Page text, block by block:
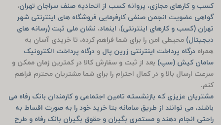
کسب و کارهای مجازی، پروانه کسب از اتحادیه صنف سراجان تهران،
گواهی عضویت انجمن صنفی کارفرمایی فروشگاه های اینترنتی شهر
تهران (کسب و کارهای اینترنتی)، اینماد، نشان ملی ثبت (رسانه های
دیجیتال) محیطی امن را برای شما فراهم کرده، تا خریدی آسان به
همراه درگاه پرداخت اینترنتی زرین پال و درگاه پرداخت الکترونیک
سامان کیش (سپ) بعد از ثبت و سفارش کالا در کمترین زمان ممکن و
سرعت ارسال بالا و در کمال احترام را برای شما مشتریان محترم فراهم
کنم.
مشتریان عزیزی که بازنشسته تامین اجتماعی و کارمندان بانک رفاه می
باشند، می توانند از طریق سامانه بتا خرید خود را به صورت اقساط به
راحتی انجام دهند و مستمری بگیران و حقوق بگیران بانک رفاه و طرح